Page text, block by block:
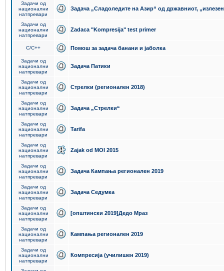
Задачи од
национални
натпревари
Задача „Сладоледите на Азир“ од државниот,
Задачи од
национални
натпревари
Zadaca "Kompresija" test primer
C/C++ Помош за задача банани и јаболка
Задачи од
национални
натпревари
Задача Патики
Задачи од
национални
натпревари
Стрелки (регионален 2018)
Задачи од
национални
натпревари
Задача „Стрелки“
Задачи од
национални
натпревари
Tarifa
Задачи од
национални
натпревари
Zajak od MOI 2015
Задачи од
национални
натпревари
Задача Кампања регионален 2019
Задачи од
национални
натпревари
Задача Седумка
Задачи од
национални
натпревари
[општински 2019]Дедо Мраз
Задачи од
национални
натпревари
Кампања регионален 2019
Задачи од
национални
натпревари
Компресија (училишен 2019)